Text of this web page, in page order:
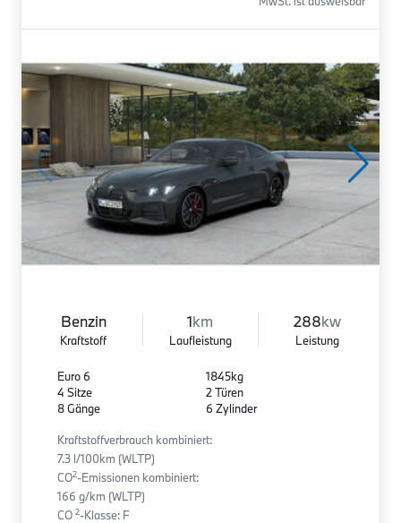
Benzin
Kraftstoff
1km
Laufleistung
288kw
Leistung
Euro 6
4 Sitze
8 Gänge
1845kg
2 Türen
6 Zylinder
Kraftstoffverbrauch kombiniert:
7.3 l/100km (WLTP)
CO2-Emissionen kombiniert:
166 g/km (WLTP)
CO 2-Klasse: F